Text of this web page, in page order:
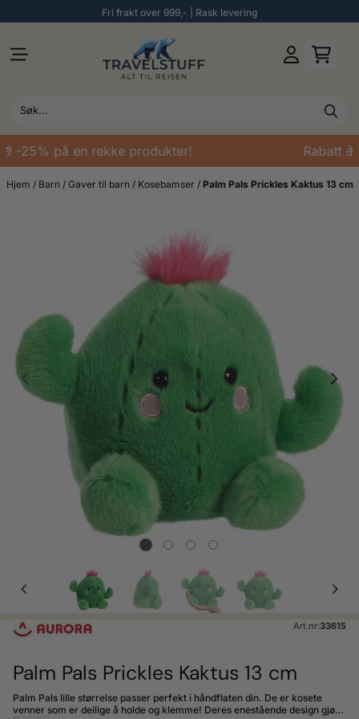
Fri frakt over 999,- | Rask levering
-25% på en rekke produkter! Rabatt
Hjem / Barn / Gaver til barn / Kosebamser / Palm Pals Prickles Kaktus 13 cm
Art.nr:33615
Palm Pals Prickles Kaktus 13 cm
Palm Pals lille størrelse passer perfekt i håndflaten din. De er kosete
venner som er deilige å holde og klemme! Deres enestående design gjør